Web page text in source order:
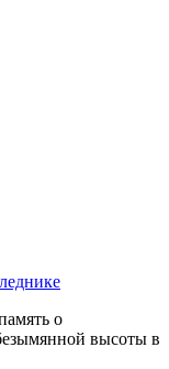
о
высоты в